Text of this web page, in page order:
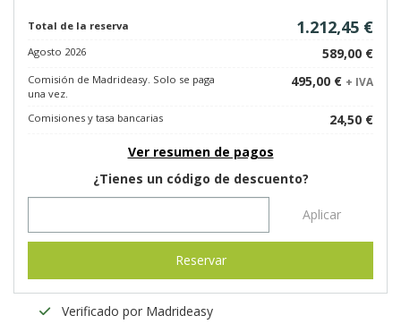
Total de la reserva 1.212,45 €
Agosto 2026 589,00 €
Comisión de Madrideasy. Solo se paga
una vez.
495,00 € + IVA
Comisiones y tasa bancarias
24,50 €
Ver resumen de pagos
¿Tienes un código de descuento?
Aplicar
Reservar
Verificado por Madrideasy